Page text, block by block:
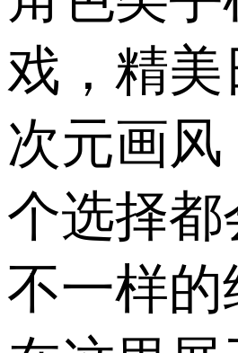
戏，精美
次元画风
个选择都
不一样的